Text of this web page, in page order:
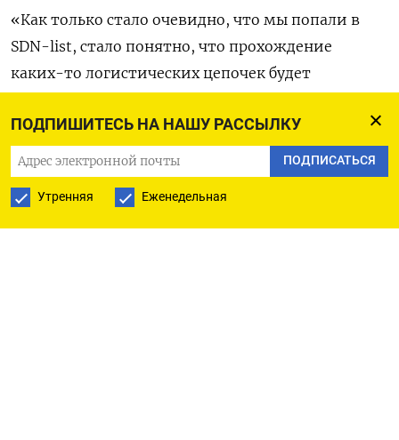
ПОДПИШИТЕСЬ НА НАШУ РАССЫЛКУ
ПОДПИСАТЬСЯ
Утренняя Еженедельная
«Как только стало очевидно, что мы попали в
SDN-list, стало понятно, что прохождение
каких-то логистических цепочек будет
откорректирована в таких условиях», - сказал
он.
По его словам, при попадании в санкционный
список Минфина США фактически «повторный